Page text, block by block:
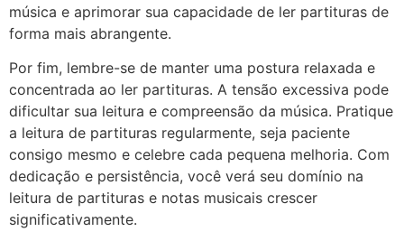
música e aprimorar sua capacidade de ler partituras de
forma mais abrangente.
Por fim, lembre-se de manter uma postura relaxada e
concentrada ao ler partituras. A tensão excessiva pode
dificultar sua leitura e compreensão da música. Pratique
a leitura de partituras regularmente, seja paciente
consigo mesmo e celebre cada pequena melhoria. Com
dedicação e persistência, você verá seu domínio na
leitura de partituras e notas musicais crescer
significativamente.